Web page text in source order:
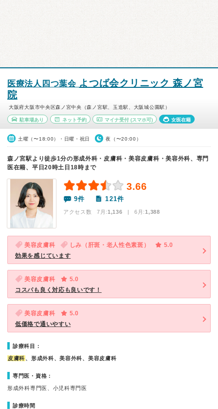
医療法人四つ葉会 よつば会クリニック 森ノ宮
院
大阪府大阪市中央区森ノ宮中央（森ノ宮駅、玉造駅、大阪城公園駅）
駐車場あり ネット予約 マイナ受付 (スマホ可) 女医在籍
土曜（〜18:00）・日曜・祝日 夜（〜20:00）
森ノ宮駅より徒歩1分の形成外科・皮膚科・美容皮膚科・美容外科、専門
医在籍、平日20時土日18時まで
3.66
9件 121件
アクセス数 7月:1,136 | 6月:1,388
美容皮膚科 しみ（肝斑・老人性色素斑）
5.0
効果を感じています
美容皮膚科
5.0
コスパも良く対応も良いです！
美容皮膚科
5.0
低価格で通いやすい
診療科目：
皮膚科 、形成外科、美容外科、美容皮膚科
専門医・資格：
形成外科専門医、小児科専門医
診療時間